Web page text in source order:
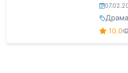
Драма
10.0